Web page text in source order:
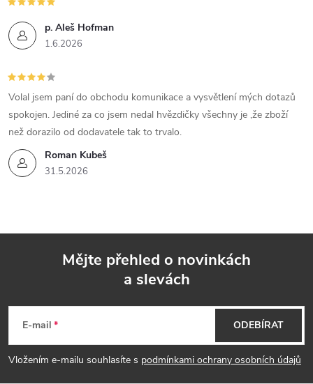
p. Aleš Hofman
1.6.2026
Roman Kubeš
31.5.2026
Volal jsem paní do obchodu komunikace a vysvětlení mých dotazů
spokojen. Jediné za co jsem nedal hvězdičky všechny je ,že zboží
než dorazilo od dodavatele tak to trvalo.
p
Mějte přehled o novinkách
a slevách
E-mail
Vložením e-mailu souhlasíte s podmínkami ochrany osobních údajů
ODEBÍRAT